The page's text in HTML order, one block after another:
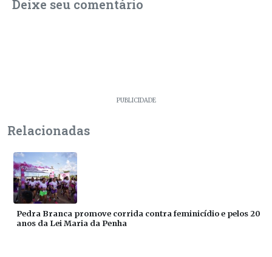
Deixe seu comentário
PUBLICIDADE
Relacionadas
Pedra Branca promove corrida contra feminicídio e pelos 20
anos da Lei Maria da Penha